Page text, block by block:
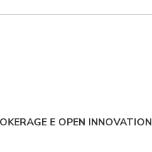
E OPEN INNOVATION